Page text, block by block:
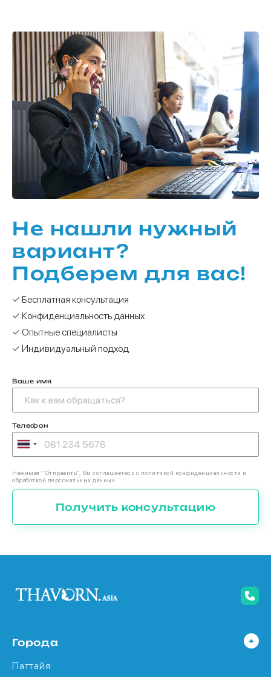
Не нашли нужный
вариант?
Подберем для вас!
✓ Бесплатная консультация
✓ Конфиденциальность данных
✓ Опытные специалисты
✓ Индивидуальный подход
Ваше имя
Телефон
Нажимая “Отправить”, Вы соглашаетесь с политикой конфиденциальности и
обработкой персональных данных.
Получить консультацию
Города
Паттайя